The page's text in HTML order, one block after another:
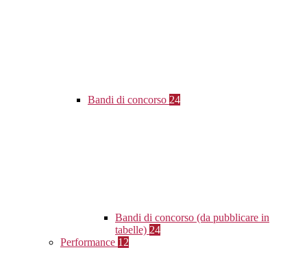
Bandi di concorso 24
Bandi di concorso (da pubblicare in
tabelle) 24
Performance 12